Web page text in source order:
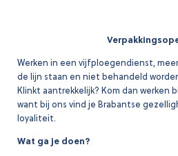
Werken in een vijfploegendienst,
de lijn staan en niet behandeld
Klinkt aantrekkelijk? Kom dan werken
want bij ons vind je Brabantse
loyaliteit.
Wat ga je doen?